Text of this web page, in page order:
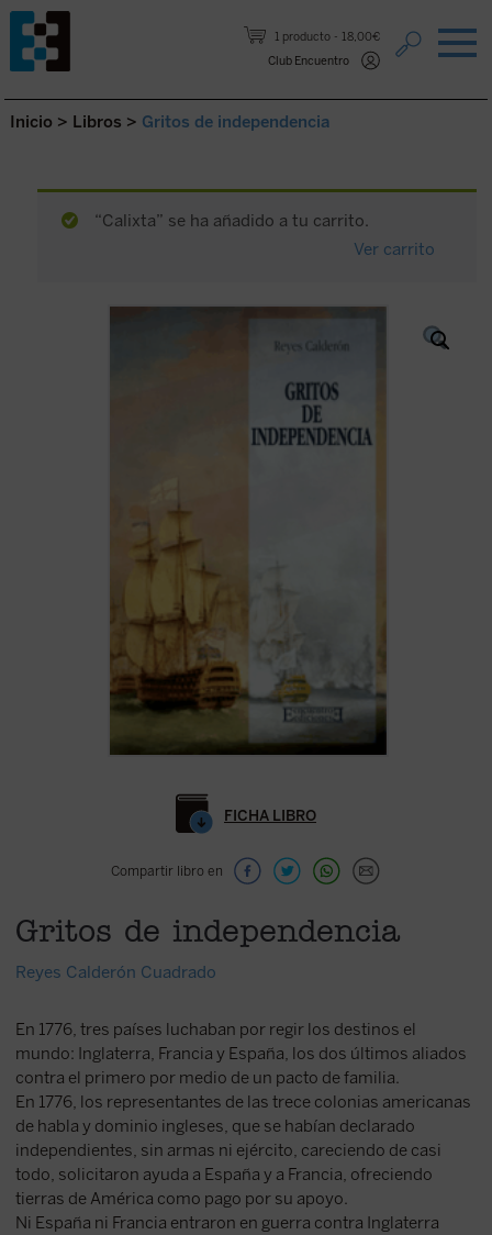
1 producto
18,00€
Club Encuentro
Saltar al contenido.
Inicio > Libros > Gritos de independencia
“Calixta” se ha añadido a tu carrito.
Ver carrito
FICHA LIBRO
Compartir libro en
Gritos de independencia
Reyes Calderón Cuadrado
En 1776, tres países luchaban por regir los destinos el
mundo: Inglaterra, Francia y España, los dos últimos aliados
contra el primero por medio de un pacto de familia.
En 1776, los representantes de las trece colonias americanas
de habla y dominio ingleses, que se habían declarado
independientes, sin armas ni ejército, careciendo de casi
todo, solicitaron ayuda a España y a Francia, ofreciendo
tierras de América como pago por su apoyo.
Ni España ni Francia entraron en guerra contra Inglaterra